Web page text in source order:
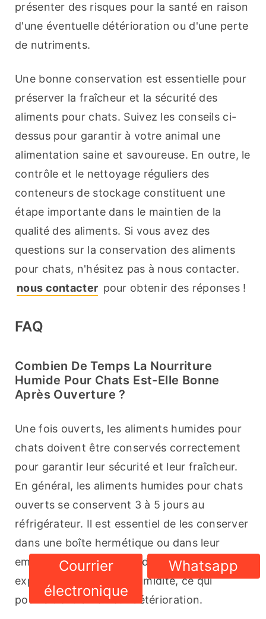
présenter des risques pour la santé en raison
d'une éventuelle détérioration ou d'une perte
de nutriments.
Une bonne conservation est essentielle pour
préserver la fraîcheur et la sécurité des
aliments pour chats. Suivez les conseils ci-
dessus pour garantir à votre animal une
alimentation saine et savoureuse. En outre, le
contrôle et le nettoyage réguliers des
conteneurs de stockage constituent une
étape importante dans le maintien de la
qualité des aliments. Si vous avez des
questions sur la conservation des aliments
nous contacter pour obtenir des réponses !
FAQ
Combien De Temps La Nourriture
Humide Pour Chats Est-Elle Bonne
Après Ouverture ?
Une fois ouverts, les aliments humides pour
chats doivent être conservés correctement
pour garantir leur sécurité et leur fraîcheur.
En général, les aliments humides pour chats
ouverts se conservent 3 à 5 jours au
réfrigérateur. Il est essentiel de les conserver
dans une boîte hermétique ou dans leur
emballage d'origine afin d'éviter toute
exposition à l'air et à l'humidité, ce qui
pourrait entraîner leur détérioration.
Courrier
électronique
Whatsapp